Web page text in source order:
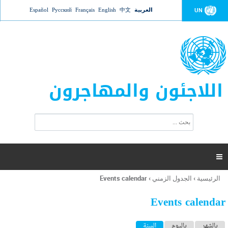
Jump to navigation UN العربية 中文
English
Français
Русский
Español
اللاجئون والمهاجرون
ت
ر
ل
ح
ب

أنت
هنا
الرئيسية › الجدول الزمني ›
Events calendar
Events calendar